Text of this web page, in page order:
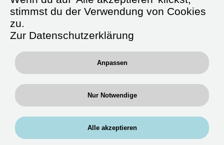
Gehalt:Ab 4.000 € brutto/Monat +
Verpflegungsgeld
Zusatzleistungen:
Weiterbildung, betriebliche Altersvorsorge
RAN Experts GmbH
spezialisierter medizinischer
stimmst du der Verwendung von Cookies
zu.
Zur Datenschutzerklärung
Anpassen
Nur Notwendige
Alle akzeptieren